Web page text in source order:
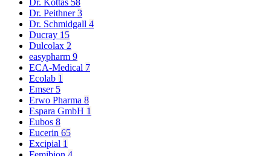
Dr. Kottas 58
Dr. Peithner3
Dr. Schmidgall 4
Ducray 15
Dulcolax 2
easypharm 9
ECA-Medical 7
Ecolab 1
Emser 5
Erwo Pharma 8
Espara GmbH 1
Eubos 8
Eucerin 65
Excipial 1